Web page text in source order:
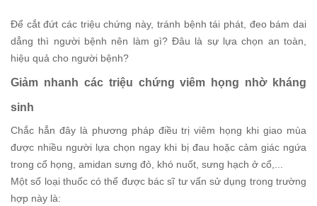
Để cắt đứt các triệu chứng này, tránh bệnh tái phát, đeo bám dai
dẳng thì người bệnh nên làm gì? Đâu là sự lựa chọn an toàn,
hiệu quả cho người bệnh?
Giảm nhanh các triệu chứng viêm họng nhờ kháng
sinh
Chắc hẳn đây là phương pháp điều trị viêm họng khi giao mùa
được nhiều người lựa chọn ngay khi bị đau hoặc cảm giác ngứa
trong cổ họng, amidan sưng đỏ, khó nuốt, sưng hạch ở cổ,...
Một số loại thuốc có thể được bác sĩ tư vấn sử dụng trong trường
hợp này là: